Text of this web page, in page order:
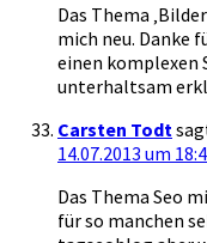
Das Thema
mich neu. Danke
einen komplexen
unterhaltsam
Carsten Todt
14.07.2013 um
Das Thema Seo
für so manchen